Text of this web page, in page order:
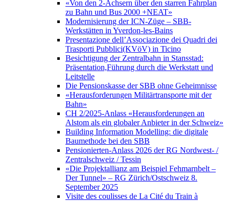
«Von den 2-Achsern über den starren Fahrplan
zu Bahn und Bus 2000 +NEAT»
Modernisierung der ICN-Züge – SBB-
Werkstätten in Yverdon-les-Bains
Presentazione dell’Associazione dei Quadri dei
Trasporti Pubblici(KVöV) in Ticino
Besichtigung der Zentralbahn in Stansstad:
Präsentation,Führung durch die Werkstatt und
Leitstelle
Die Pensionskasse der SBB ohne Geheimnisse
«Herausforderungen Militärtransporte mit der
Bahn»
CH 2/2025-Anlass «Herausforderungen an
Alstom als ein globaler Anbieter in der Schweiz»
Building Information Modelling: die digitale
Baumethode bei den SBB
Pensionierten-Anlass 2026 der RG Nordwest- /
Zentralschweiz / Tessin
«Die Projektallianz am Beispiel Fehmarnbelt –
Der Tunnel» – RG Zürich/Ostschweiz 8.
September 2025
Visite des coulisses de La Cité du Train à